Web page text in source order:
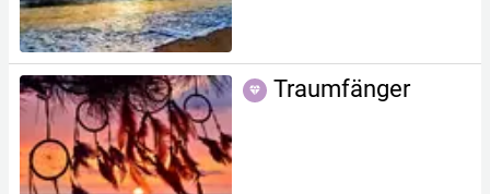
Traumfänger